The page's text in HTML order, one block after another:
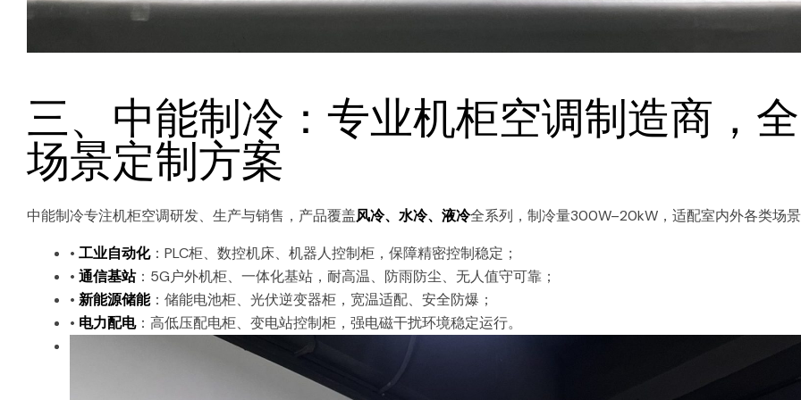
三、中能制冷：专业机柜空调制造商，全
场景定制方案
中能制冷专注机柜空调研发、生产与销售，产品覆盖风冷、水冷、液冷全系列，制冷量300W–20kW，适配室内外各类场
• 工业自动化：PLC柜、数控机床、机器人控制柜，保障精密控制稳定；
• 通信基站：5G户外机柜、一体化基站，耐高温、防雨防尘、无人值守可靠；
• 新能源储能：储能电池柜、光伏逆变器柜，宽温适配、安全防爆；
• 电力配电：高低压配电柜、变电站控制柜，强电磁干扰环境稳定运行。